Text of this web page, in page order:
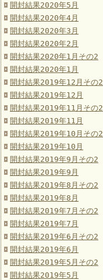
開封結果2020年5月
開封結果2020年4月
開封結果2020年3月
開封結果2020年2月
開封結果2020年1月その2
開封結果2020年1月
開封結果2019年12月その2
開封結果2019年12月
開封結果2019年11月その2
開封結果2019年11月
開封結果2019年10月その2
開封結果2019年10月
開封結果2019年9月その2
開封結果2019年9月
開封結果2019年8月その2
開封結果2019年8月
開封結果2019年7月その2
開封結果2019年7月
開封結果2019年6月その2
開封結果2019年6月
開封結果2019年5月その2
開封結果2019年5月